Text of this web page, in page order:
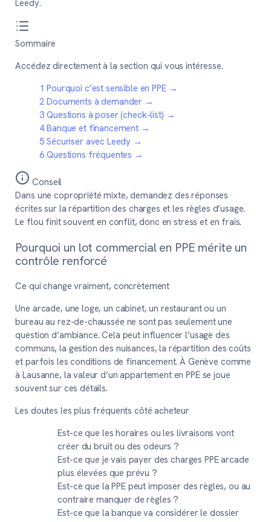
Leedy.
Sommaire
Accédez directement à la section qui vous intéresse.
1 Pourquoi c’est sensible en PPE →
2 Documents à demander →
3 Questions à poser (check-list) →
4Banque et financement →
5 Sécuriser avec Leedy →
6 Questions fréquentes →
Conseil
Dans une copropriété mixte, demandez des réponses
écrites sur la répartition des charges et les règles d’usage.
Le flou finit souvent en conflit, donc en stress et en frais.
Pourquoi un lot commercial en PPE mérite un
contrôle renforcé
Ce qui change vraiment, concrètement
Une arcade, une loge, un cabinet, un restaurant ou un
bureau au rez-de-chaussée ne sont pas seulement une
question d’ambiance. Cela peut influencer l’usage des
communs, la gestion des nuisances, la répartition des coûts
et parfois les conditions de financement. À Genève comme
à Lausanne, la valeur d’un appartement en PPE se joue
souvent sur ces détails.
Les doutes les plus fréquents côté acheteur
Est-ce que les horaires ou les livraisons vont
créer du bruit ou des odeurs ?
Est-ce que je vais payer des charges PPE arcade
plus élevées que prévu ?
Est-ce que la PPE peut imposer des règles, ou au
contraire manquer de règles ?
Est-ce que la banque va considérer le dossier